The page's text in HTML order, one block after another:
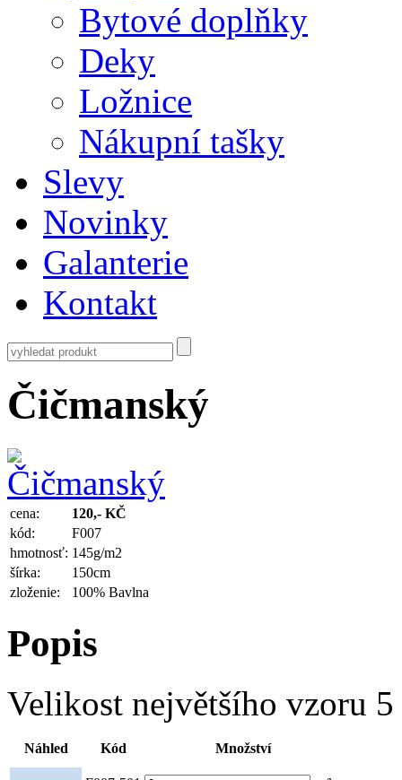
Bytové doplňky
Deky
Ložnice
Nákupní tašky
Slevy
Novinky
Galanterie
Kontakt
Čičmanský
cena:
120,- KČ
kód:
F007
hmotnosť: 145g/m2
šírka:
150cm
zloženie:
100% Bavlna
Popis
Velikost největšího vzoru 5
Náhled Kód Množství